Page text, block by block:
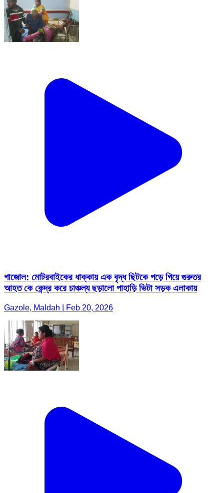
গাজোল: মোটরবাইকের ধাক্কায় এক বৃদ্ধ ছিটকে পড়ে গিয়ে গুরুতর
আহত কে কেন্দ্র করে চাঞ্চল্য ছড়ালো পাহাড়ি ভিটা সড়ক এলাকায়
Gazole, Maldah | Feb 20, 2026